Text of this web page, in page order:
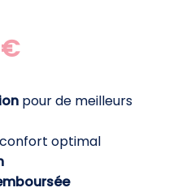
€Le
actuel
est :
49,90 €.
pour de meilleurs
optimal